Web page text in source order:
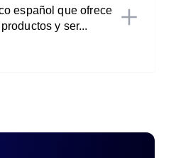
español que ofrece
y ser...